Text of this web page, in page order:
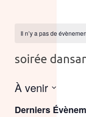
Il n’y a pas de
soirée
À venir
une
Derniers